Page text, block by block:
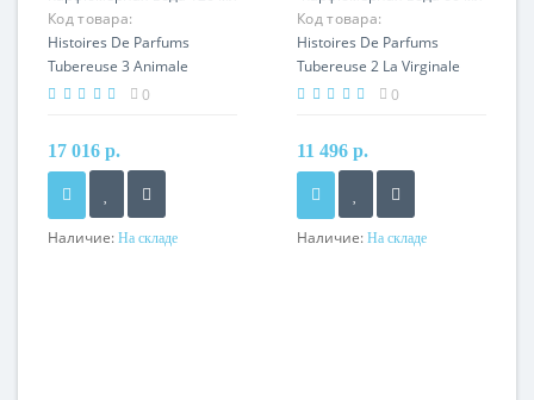
Код товара:
Histoires De Parfums
Tubereuse 3 Animale
парфюмерная вода 120 мл
0
17 016 р.
Наличие: На складе
Код товара:
Histoires De Parfums
Tubereuse 2 La Virginale
парфюмерная вода 60 мл
0
11 496 р.
Наличие: На складе